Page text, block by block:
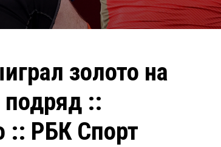
золото на
::
:: РБК Спорт